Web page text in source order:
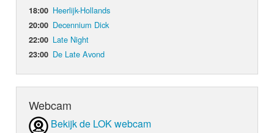
18:00 Heerlijk-Hollands
20:00 Decennium Dick
22:00 Late Night
23:00 De Late Avond
Webcam
Bekijk de LOK webcam